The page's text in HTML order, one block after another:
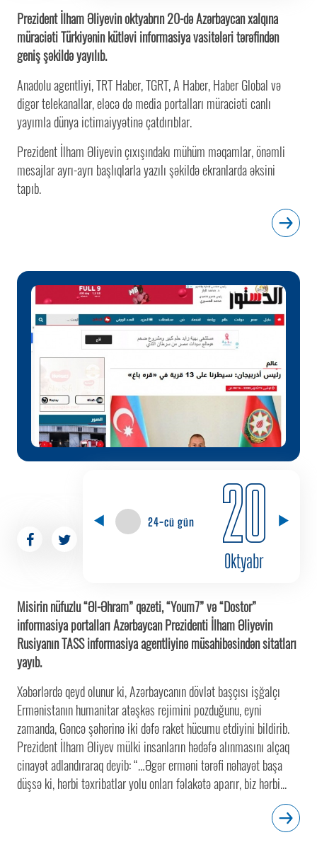
Prezident İlham Əliyevin oktyabrın 20-də Azərbaycan xalqına
müraciəti Türkiyənin kütləvi informasiya vasitələri tərəfindən
geniş şəkildə yayılıb.
Anadolu agentliyi, TRT Haber, TGRT, A Haber, Haber Global və
digər telekanallar, eləcə də media portalları müraciəti canlı
yayımla dünya ictimaiyyətinə çatdırıblar.
Prezident İlham Əliyevin çıxışındakı mühüm məqamlar, önəmli
mesajlar ayrı-ayrı başlıqlarla yazılı şəkildə ekranlarda əksini
tapıb.
24-cü gün 20
Oktyabr
Misirin nüfuzlu “Əl-Əhram” qəzeti, “Youm7” və “Dostor”
informasiya portalları Azərbaycan Prezidenti İlham Əliyevin
Rusiyanın TASS informasiya agentliyinə müsahibəsindən sitatları
yayıb.
Xəbərlərdə qeyd olunur ki, Azərbaycanın dövlət başçısı işğalçı
Ermənistanın humanitar atəşkəs rejimini pozduğunu, eyni
zamanda, Gəncə şəhərinə iki dəfə raket hücumu etdiyini bildirib.
Prezident İlham Əliyev mülki insanların hədəfə alınmasını alçaq
cinayət adlandıraraq deyib: “…Əgər erməni tərəfi nəhayət başa
düşsə ki, hərbi təxribatlar yolu onları fəlakətə aparır, biz hərbi...